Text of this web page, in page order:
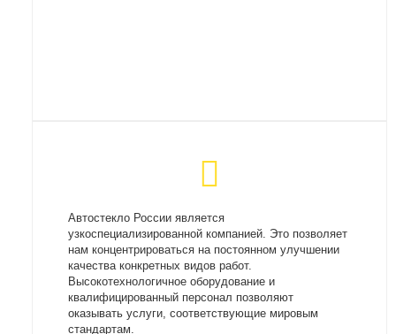
Автостекло России является
узкоспециализированной компанией. Это позволяет
нам концентрироваться на постоянном улучшении
качества конкретных видов работ.
Высокотехнологичное оборудование и
квалифицированный персонал позволяют
оказывать услуги, соответствующие мировым
стандартам.